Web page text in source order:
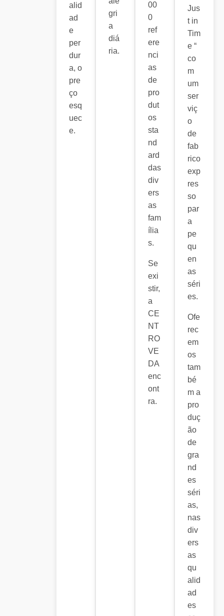
alid
ad
e
per
dur
a, o
pre
ço
esq
uec
e.
gri
a
diá
ria.
00
0
ref
ere
nci
as
de
pro
dut
os
sta
nd
ard
das
div
ers
as
fam
ília
s.
Se
exi
stir,
a
CE
NT
RO
VE
DA
enc
ont
ra.
Jus
t in
Tim
e “
co
m
um
ser
viç
o
de
fab
rico
exp
res
so
par
a
pe
qu
en
as
séri
es.
Ofe
rec
em
os
tam
bé
m a
pro
duç
ão
de
gra
nd
es
séri
as,
nas
div
ers
as
qu
alid
ad
es